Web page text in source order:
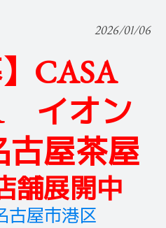
2026/01/06
】CASA
イオン
古屋茶屋
舗展開中
古屋市港区